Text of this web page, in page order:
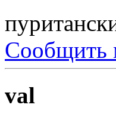
Сообщить
val